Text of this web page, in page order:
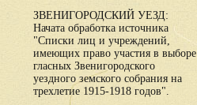
ЗВЕНИГОРОДСКИЙ УЕЗД:
Начата обработка источника
"Списки лиц и учреждений,
имеющих право участия в выборе
гласных Звенигородского
уездного земского собрания на
трехлетие 1915-1918 годов".